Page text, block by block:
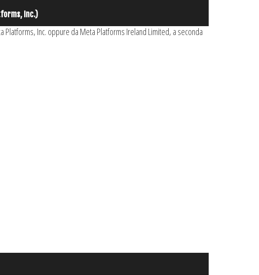
Inc.)
Platforms, Inc. oppure da Meta Platforms Ireland Limited, a seconda